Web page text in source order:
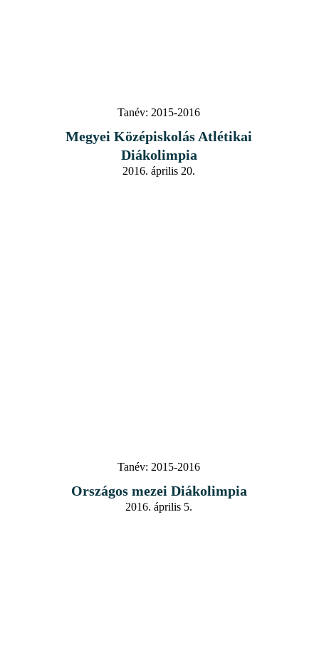
Tanév: 2015-2016
Megyei Középiskolás Atlétikai
Diákolimpia
2016. április 20.
Tanév: 2015-2016
Országos mezei Diákolimpia
2016. április 5.